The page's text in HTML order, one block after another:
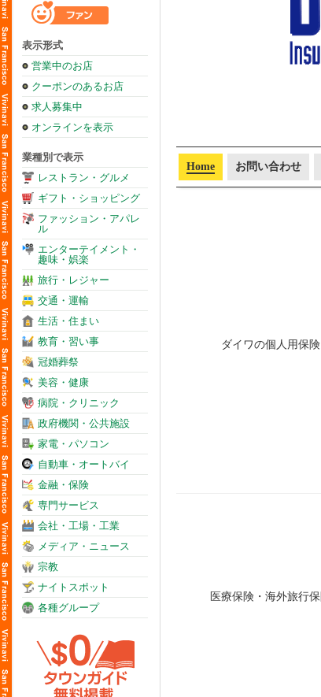
表示形式
営業中のお店
クーポンのあるお店
求人募集中
オンラインを表示
業種別で表示
レストラン・グルメ
ギフト・ショッピング
ファッション・アパレ
ル
エンターテイメント・
趣味・娯楽
旅行・レジャー
交通・運輸
生活・住まい
教育・習い事
冠婚葬祭
美容・健康
病院・クリニック
政府機関・公共施設
家電・パソコン
自動車・オートバイ
金融・保険
専門サービス
会社・工場・工業
メディア・ニュース
宗教
ナイトスポット
各種グループ
Home お問い合わせ